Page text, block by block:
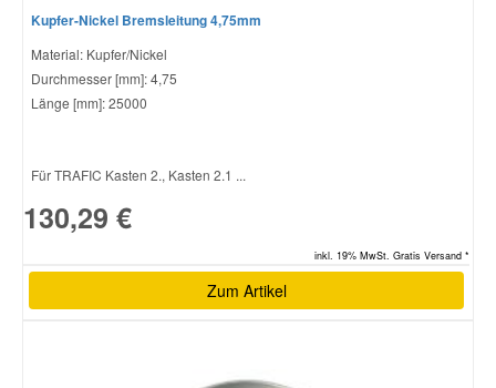
Kupfer-Nickel Bremsleitung 4,75mm
Material: Kupfer/Nickel
Durchmesser [mm]: 4,75
Länge [mm]: 25000
Für TRAFIC Kasten 2., Kasten 2.1 ...
130,29 €
inkl. 19% MwSt. Gratis Versand *
Zum Artikel